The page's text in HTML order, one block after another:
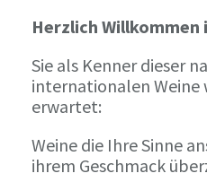
Herzlich Willkommen
Sie als Kenner dieser
internationalen Weine
erwartet:
Weine die Ihre Sinne
ihrem Geschmack